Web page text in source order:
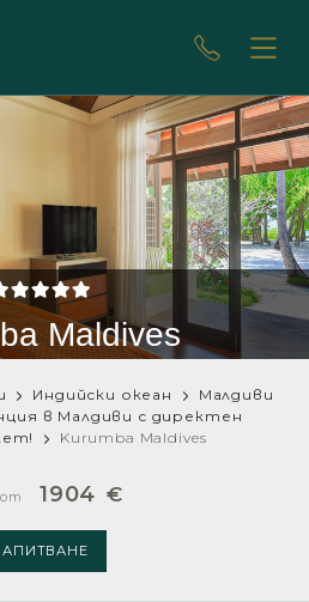
Maldives
Индийски океан
Малдиви
в Малдиви с директен
Kurumba Maldives
1904 €